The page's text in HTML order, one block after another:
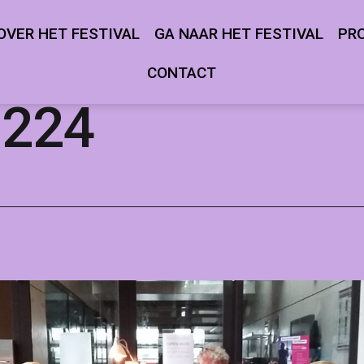
HET FESTIVAL
Open
GA NAAR HET FESTIVAL
Open
CONTACT